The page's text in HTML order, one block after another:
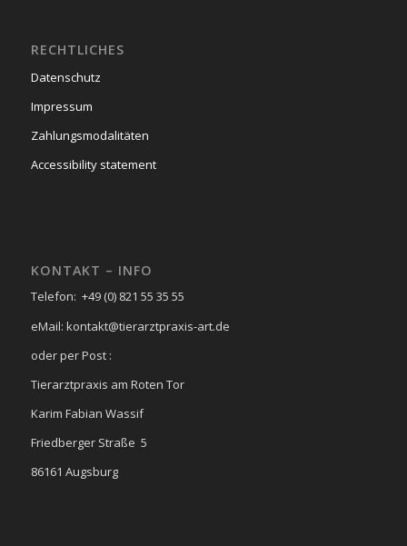
RECHTLICHES
Datenschutz
Impressum
Zahlungsmodalitäten
Accessibility statement
KONTAKT – INFO
Telefon: +49 (0) 821 55 35 55
eMail: kontakt@tierarztpraxis-art.de
oder per Post :
Tierarztpraxis am Roten Tor
Karim Fabian Wassif
Friedberger Straße 5
86161 Augsburg